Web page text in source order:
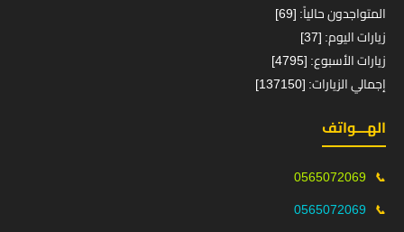
المتواجدون حالياً: [69]
زيارات اليوم: [37]
زيارات الأسبوع: [4795]
إجمالي الزيارات: [137150]
الهـــواتف
📞
0565072069
📞
0565072069